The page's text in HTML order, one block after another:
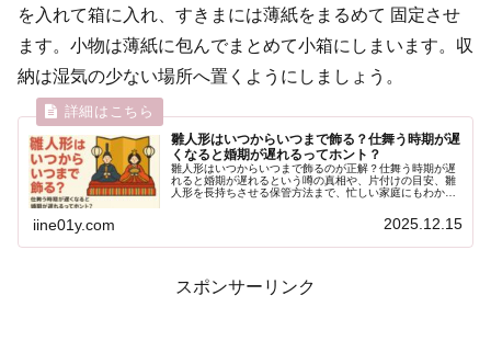
を入れて箱に入れ、すきまには薄紙をまるめて 固定させ
ます。小物は薄紙に包んでまとめて小箱にしまいます。収
納は湿気の少ない場所へ置くようにしましょう。
雛人形はいつからいつまで飾る？仕舞う時期が遅
くなると婚期が遅れるってホント？
雛人形はいつからいつまで飾るのが正解？仕舞う時期が遅
れると婚期が遅れるという噂の真相や、片付けの目安、雛
人形を長持ちさせる保管方法まで、忙しい家庭にもわかり
iine01y.com 2025.12.15
スポンサーリンク